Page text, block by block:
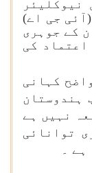
جی اے)
کے جوہری
اعتماد کی
کہانی
ہندوستان
نہیں ہے
توانائی
۔